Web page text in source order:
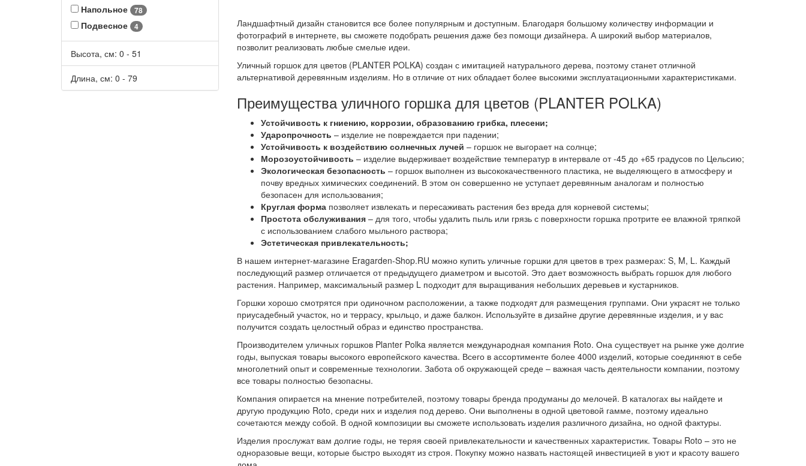
Напольное 78
Подвесное 4
Высота, см: 0 - 51
Длина, см: 0 - 79
Ландшафтный дизайн становится все более популярным и доступным. Благодаря большому количеству информации и
фотографий в интернете, вы сможете подобрать решения даже без помощи дизайнера. А широкий выбор материалов,
позволит реализовать любые смелые идеи.
Уличный горшок для цветов (PLANTER POLKA) создан с имитацией натурального дерева, поэтому станет отличной
альтернативой деревянным изделиям. Но в отличие от них обладает более высокими эксплуатационными характеристиками.
Преимущества уличного горшка для цветов (PLANTER POLKA)
Устойчивость к гниению, коррозии, образованию грибка, плесени;
Ударопрочность – изделие не повреждается при падении;
Устойчивость к воздействию солнечных лучей – горшок не выгорает на солнце;
Морозоустойчивость – изделие выдерживает воздействие температур в интервале от -45 до +65 градусов по Цельсию;
Экологическая безопасность – горшок выполнен из высококачественного пластика, не выделяющего в атмосферу и
почву вредных химических соединений. В этом он совершенно не уступает деревянным аналогам и полностью
безопасен для использования;
Круглая формапозволяет извлекать и пересаживать растения без вреда для корневой системы;
Простота обслуживания– для того, чтобы удалить пыль или грязь с поверхности горшка протрите ее влажной тряпкой
с использованием слабого мыльного раствора;
Эстетическая привлекательность;
В нашем интернет-магазине Eragarden-Shop.RU можно купить уличные горшки для цветов в трех размерах: S, M, L. Каждый
последующий размер отличается от предыдущего диаметром и высотой. Это дает возможность выбрать горшок для любого
растения. Например, максимальный размер L подходит для выращивания небольших деревьев и кустарников.
Горшки хорошо смотрятся при одиночном расположении, а также подходят для размещения группами. Они украсят не только
приусадебный участок, но и террасу, крыльцо, и даже балкон. Используйте в дизайне другие деревянные изделия, и у вас
получится создать целостный образ и единство пространства.
Производителем уличных горшков Planter Polka является международная компания Roto. Она существует на рынке уже долгие
годы, выпуская товары высокого европейского качества. Всего в ассортименте более 4000 изделий, которые соединяют в себе
многолетний опыт и современные технологии. Забота об окружающей среде – важная часть деятельности компании, поэтому
все товары полностью безопасны.
Компания опирается на мнение потребителей, поэтому товары бренда продуманы до мелочей. В каталогах вы найдете и
другую продукцию Roto, среди них и изделия под дерево. Они выполнены в одной цветовой гамме, поэтому идеально
сочетаются между собой. В одной композиции вы сможете использовать изделия различного дизайна, но одной фактуры.
Изделия прослужат вам долгие годы, не теряя своей привлекательности и качественных характеристик. Товары Roto – это не
одноразовые вещи, которые быстро выходят из строя. Покупку можно назвать настоящей инвестицией в уют и красоту вашего